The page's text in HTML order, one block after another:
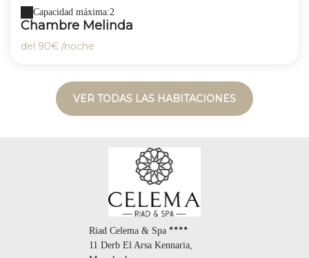
Capacidad máxima:2
Chambre Melinda
del 90€ /noche
VER TODAS LAS HABITACIONES
Riad Celema & Spa
11 Derb El Arsa Kennaria,